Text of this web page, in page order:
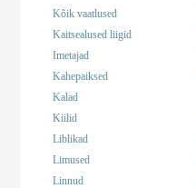
Kõik vaatlused
Kaitsealused liigid
Imetajad
Kahepaiksed
Kalad
Kiilid
Liblikad
Limused
Linnud